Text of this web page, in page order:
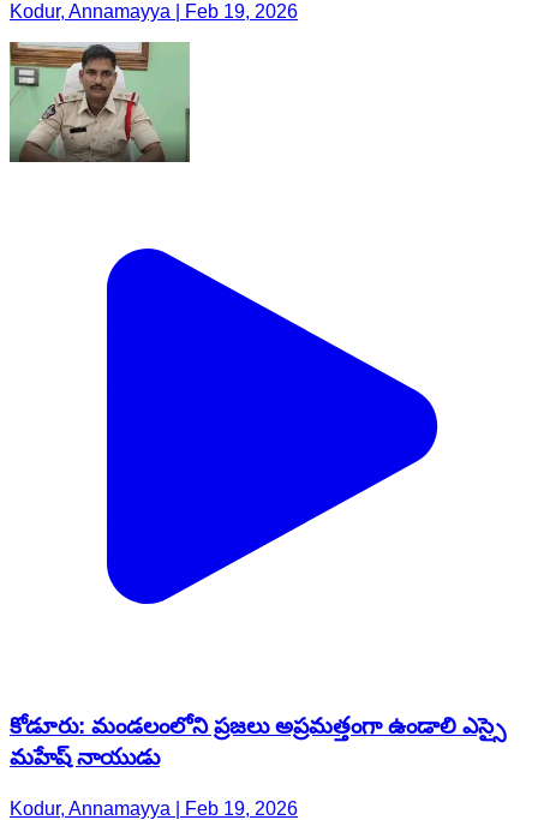
Kodur, Annamayya | Feb 19, 2026
కోడూరు: మండలంలోని ప్రజలు అప్రమత్తంగా ఉండాలి ఎస్సై
మహేష్ నాయుడు
Kodur, Annamayya | Feb 19, 2026